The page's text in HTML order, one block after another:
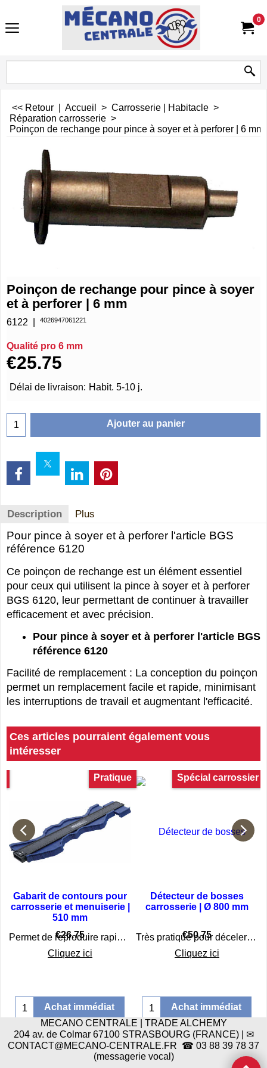
0
<< Retour Accueil > Carrosserie | Habitacle >
Réparation carrosserie >
Poinçon de rechange pour pince à soyer et à perforer | 6 mm
Poinçon de rechange pour pince à soyer
et à perforer | 6 mm
6122 4026947061221
Qualité pro 6 mm
€25.75
Délai de livraison: Habit. 5-10 j.
Ajouter au panier
Description Plus
Pour pince à soyer et à perforer l'article BGS
référence 6120
Ce poinçon de rechange est un élément essentiel
pour ceux qui utilisent la pince à soyer et à perforer
BGS 6120, leur permettant de continuer à travailler
efficacement et avec précision.
Pour pince à soyer et à perforer l'article BGS
référence 6120
Facilité de remplacement : La conception du poinçon
permet un remplacement facile et rapide, minimisant
les interruptions de travail et augmentant l'efficacité.
Ces articles pourraient également vous
intéresser
Pratique
Gabarit de contours pour
carrosserie et menuiserie |
510 mm
€26.75
Permet de reproduire rapidement des contours de carrosserie
Cliquez ici
Achat immédiat
Spécial carrossier
Détecteur de bosses
carrosserie | Ø 800 mm
€50.75
Très pratique pour déceler des bosses et irrégularités suite à des impacts de grêle, de cailloux ou de légers accrochages de stationnement
Cliquez ici
Achat immédiat
MECANO CENTRALE | TRADE ALCHEMY
204 av. de Colmar 67100 STRASBOURG (FRANCE) | ✉
CONTACT@MECANO-CENTRALE.FR ☎ 03 88 39 78 37
(messagerie vocal)